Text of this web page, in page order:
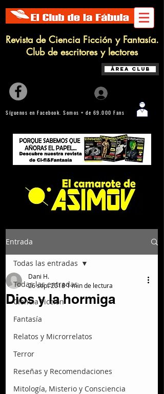
Revista de Ciencia Ficción y Fantasía.
Club de escritores y lectores
Área Club
Síguenos en Facebook. Somos + de 69.000 Fans
Entrada
Todas las entradas
Ciencia Ficción
Fantasía
Relatos y Microrrelatos
Terror
Reseñas y Recomendaciones
Mitología, Misterio y Consciencia
Todas las entradas
Dios y la hormiga
Dani H.
26 sept 20181 min de lectura